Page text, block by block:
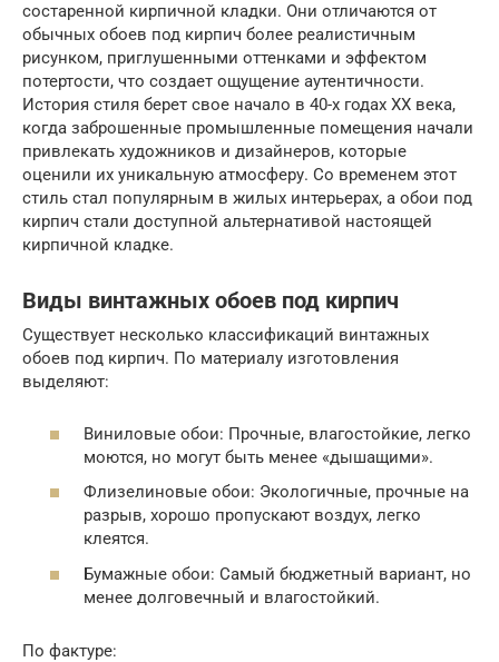
состаренной кирпичной кладки. Они отличаются от
обычных обоев под кирпич более реалистичным
рисунком, приглушенными оттенками и эффектом
потертости, что создает ощущение аутентичности.
История стиля берет свое начало в 40-х годах XX века,
когда заброшенные промышленные помещения начали
привлекать художников и дизайнеров, которые
оценили их уникальную атмосферу. Со временем этот
стиль стал популярным в жилых интерьерах, а обои под
кирпич стали доступной альтернативой настоящей
кирпичной кладке.
Виды винтажных обоев под кирпич
Существует несколько классификаций винтажных
обоев под кирпич. По материалу изготовления
выделяют:
Виниловые обои: Прочные, влагостойкие, легко
моются, но могут быть менее «дышащими».
Флизелиновые обои: Экологичные, прочные на
разрыв, хорошо пропускают воздух, легко
клеятся.
Бумажные обои: Самый бюджетный вариант, но
менее долговечный и влагостойкий.
По фактуре: